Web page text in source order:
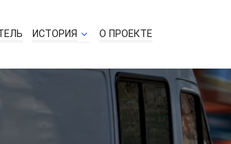
ИСТОРИЯ О ПРОЕКТЕ